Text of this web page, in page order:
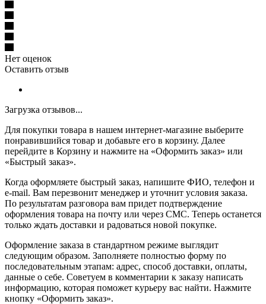
Нет оценок
Оставить отзыв
Загрузка отзывов...
Для покупки товара в нашем интернет-магазине выберите
понравившийся товар и добавьте его в корзину. Далее
перейдите в Корзину и нажмите на «Оформить заказ» или
«Быстрый заказ».
Когда оформляете быстрый заказ, напишите ФИО, телефон и
e-mail. Вам перезвонит менеджер и уточнит условия заказа.
По результатам разговора вам придет подтверждение
оформления товара на почту или через СМС. Теперь останется
только ждать доставки и радоваться новой покупке.
Оформление заказа в стандартном режиме выглядит
следующим образом. Заполняете полностью форму по
последовательным этапам: адрес, способ доставки, оплаты,
данные о себе. Советуем в комментарии к заказу написать
информацию, которая поможет курьеру вас найти. Нажмите
кнопку «Оформить заказ».